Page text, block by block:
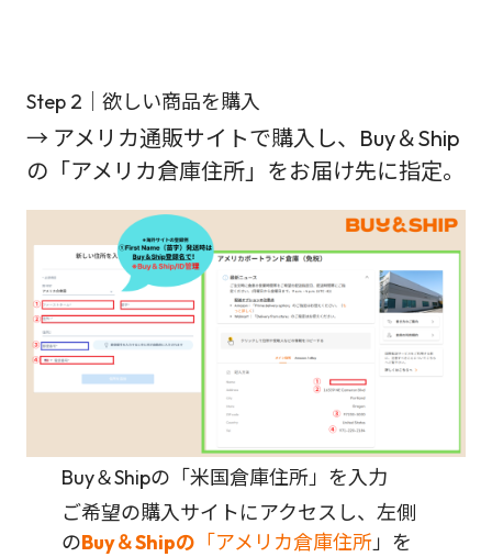
Step 2｜欲しい商品を購入
→ アメリカ通販サイトで購入し、Buy＆Ship
の「アメリカ倉庫住所」をお届け先に指定。
Buy＆Shipの「米国倉庫住所」を入力
ご希望の購入サイトにアクセスし、左側
のBuy＆Shipの 「アメリカ倉庫住所 」を